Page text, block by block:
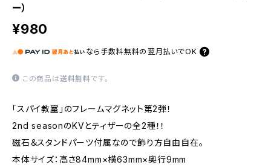
ー）
¥980
なら 手数料無料の 翌月払いでOK
この商品は送料無料です。
「スパイ教室」のフレームマグネット第2弾！
2nd seasonのKVとティザーの全2種！！
磁石＆スタンドパーツ付属なので飾り方自由自在。
本体サイズ：高さ84mm×横63mm×奥行9mm